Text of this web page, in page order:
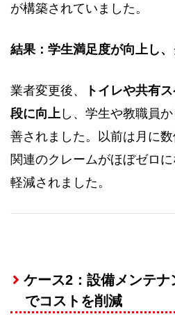
が構築されていました。
結果：学生満足度が向上し
業者変更後、
トイレや共有
段に向上 し、学生や教職員
善されました。以前は月に
関連のクレームがほぼゼロ
軽減されました。
ケース2：設備メンテ
でコストを削減